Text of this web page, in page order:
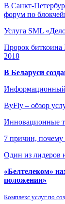
В Санкт-
форум по
Услуга SML
Пророк
2018
В Беларуси
Информационный
ByFly – обзор
Инновационные
7 причин,
Один из лидеров
«Белтелеком»
положении»
Комплекс услуг по